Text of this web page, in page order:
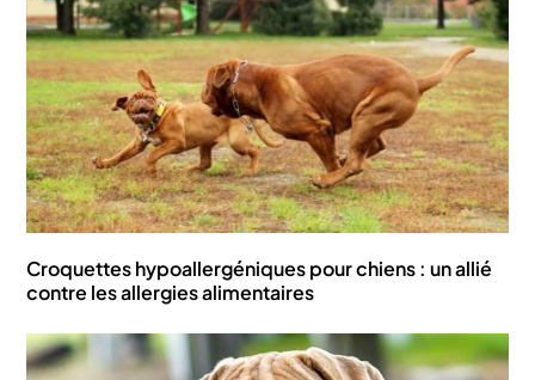
Croquettes hypoallergéniques pour chiens : un allié
contre les allergies alimentaires